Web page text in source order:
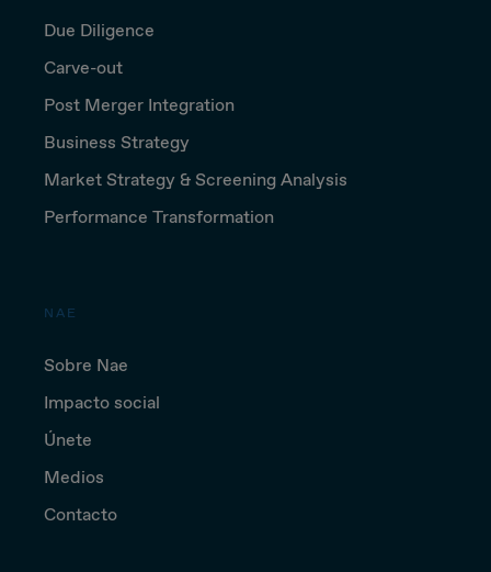
Due Diligence
Carve-out
Post Merger Integration
Business Strategy
Market Strategy & Screening Analysis
Performance Transformation
NAE
Sobre Nae
Impacto social
Únete
Medios
Contacto